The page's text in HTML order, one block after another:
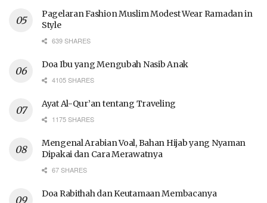
Pagelaran Fashion Muslim Modest Wear Ramadan in
Style
639 SHARES
Doa Ibu yang Mengubah Nasib Anak
4105 SHARES
Ayat Al-Qur’an tentang Traveling
1175 SHARES
Mengenal Arabian Voal, Bahan Hijab yang Nyaman
Dipakai dan Cara Merawatnya
67 SHARES
Doa Rabithah dan Keutamaan Membacanya